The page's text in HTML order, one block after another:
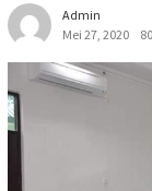
Admin
Mei 27, 2020